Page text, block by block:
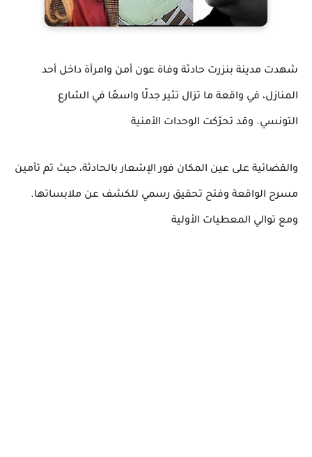
شهدت مدينة بنزرت حادثة وفاة عون أمن وامرأة داخل أحد
المنازل، في واقعة ما تزال تثير جدلًا واسعًا في الشارع
التونسي. وقد تحرّكت الوحدات الأمنية
والقضائية على عين المكان فور الإشعار بالحادثة، حيث تم تأمين
مسرح الواقعة وفتح تحقيق رسمي للكشف عن ملابساتها.
ومع توالي المعطيات الأولية